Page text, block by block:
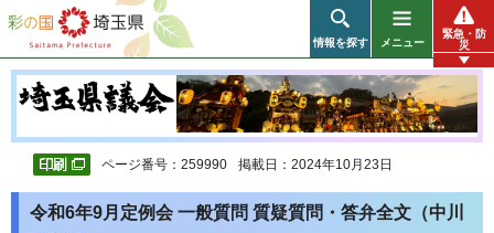
彩の国 埼玉県
情報を探す メニュー
緊急・防
災
ページ番号：259990 掲載日：2024年10月23日
令和6年9月定例会 一般質問 質疑質問・答弁全文（中川